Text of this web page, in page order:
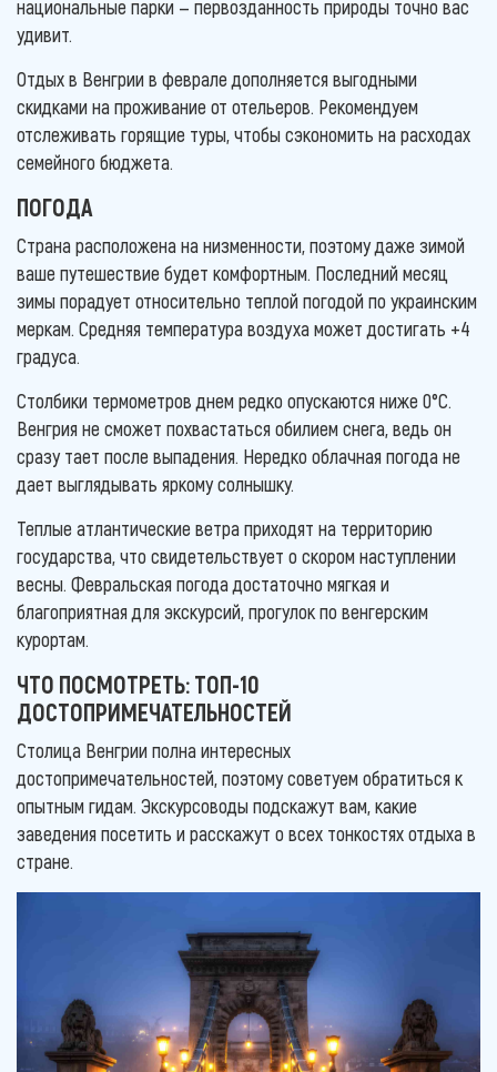
национальные парки — первозданность природы точно вас
удивит.
Отдых в Венгрии в феврале дополняется выгодными
скидками на проживание от отельеров. Рекомендуем
отслеживать горящие туры, чтобы сэкономить на расходах
семейного бюджета.
ПОГОДА
Страна расположена на низменности, поэтому даже зимой
ваше путешествие будет комфортным. Последний месяц
зимы порадует относительно теплой погодой по украинским
меркам. Средняя температура воздуха может достигать +4
градуса.
Столбики термометров днем редко опускаются ниже 0°С.
Венгрия не сможет похвастаться обилием снега, ведь он
сразу тает после выпадения. Нередко облачная погода не
дает выглядывать яркому солнышку.
Теплые атлантические ветра приходят на территорию
государства, что свидетельствует о скором наступлении
весны. Февральская погода достаточно мягкая и
благоприятная для экскурсий, прогулок по венгерским
курортам.
ЧТО ПОСМОТРЕТЬ: ТОП-10
ДОСТОПРИМЕЧАТЕЛЬНОСТЕЙ
Столица Венгрии полна интересных
достопримечательностей, поэтому советуем обратиться к
опытным гидам. Экскурсоводы подскажут вам, какие
заведения посетить и расскажут о всех тонкостях отдыха в
стране.